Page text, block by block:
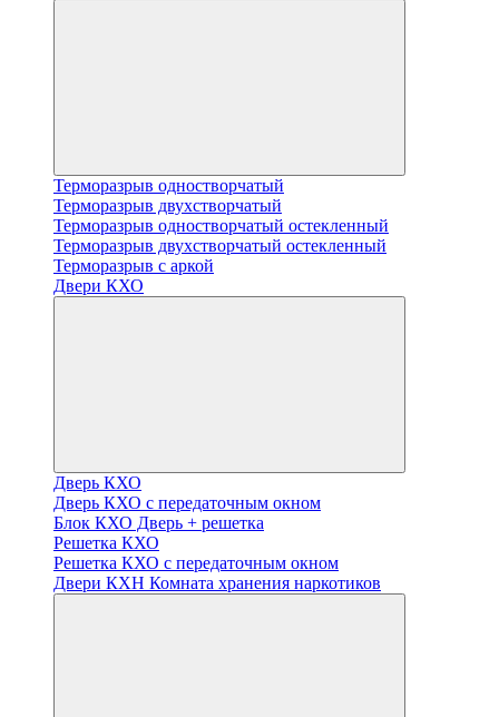
Терморазрыв одностворчатый
Терморазрыв двухстворчатый
Терморазрыв одностворчатый остекленный
Терморазрыв двухстворчатый остекленный
Терморазрыв с аркой
Двери КХО
Дверь КХО
Дверь КХО с передаточным окном
Блок КХО Дверь + решетка
Решетка КХО
Решетка КХО с передаточным окном
Двери КХН Комната хранения наркотиков